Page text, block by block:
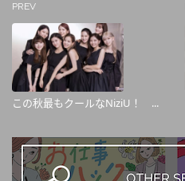
PREV
この秋最もクールなNiziU！ ...